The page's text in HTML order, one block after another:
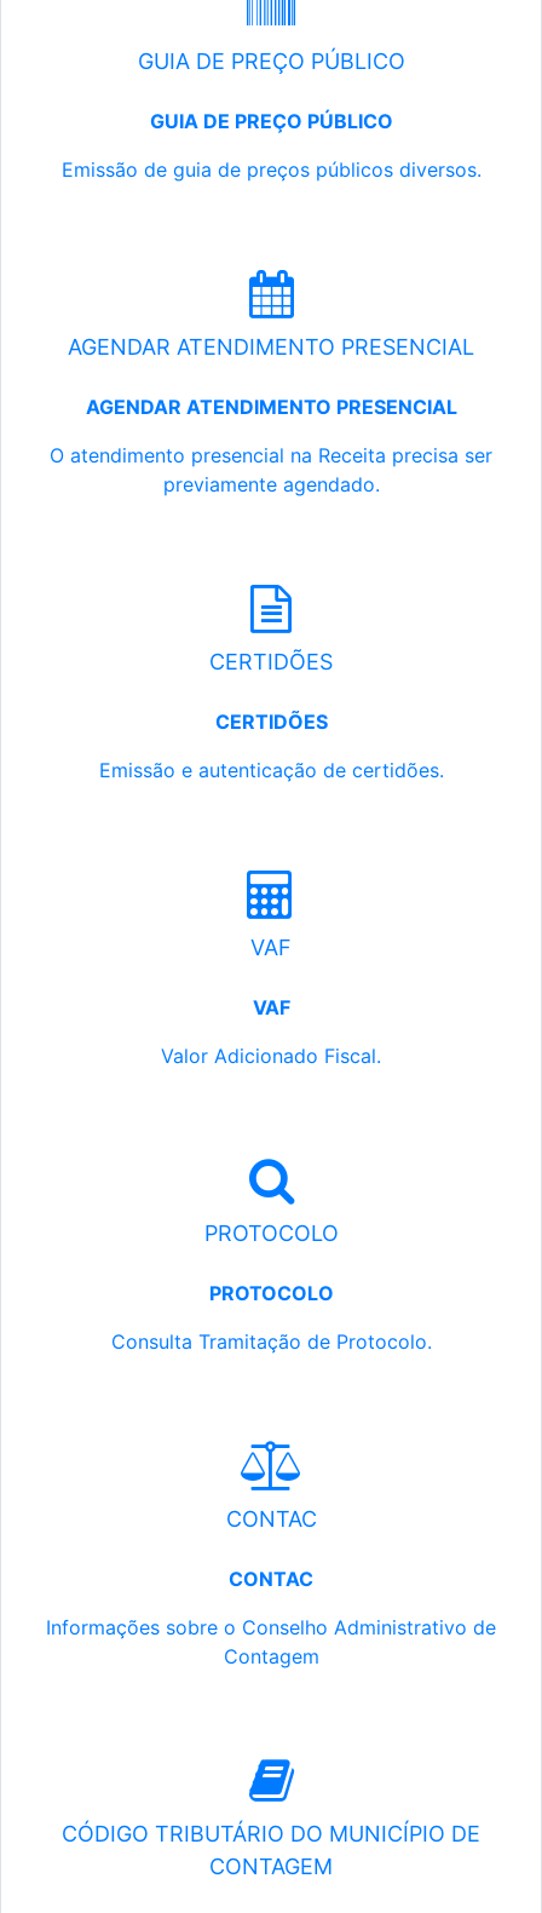
GUIA DE PREÇO PÚBLICO
GUIA DE PREÇO PÚBLICO
Emissão de guia de preços públicos diversos.
AGENDAR ATENDIMENTO PRESENCIAL
AGENDAR ATENDIMENTO PRESENCIAL
O atendimento presencial na Receita precisa ser
previamente agendado.
CERTIDÕES
CERTIDÕES
Emissão e autenticação de certidões.
VAF
VAF
Valor Adicionado Fiscal.
PROTOCOLO
PROTOCOLO
Consulta Tramitação de Protocolo.
CONTAC
CONTAC
Informações sobre o Conselho Administrativo de
Contagem
CÓDIGO TRIBUTÁRIO DO MUNICÍPIO DE
CONTAGEM